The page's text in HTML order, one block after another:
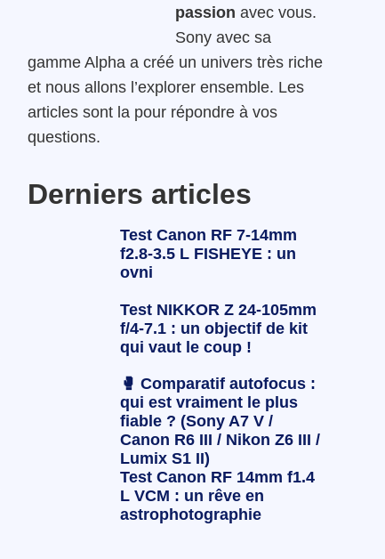
passion avec vous.
Sony avec sa
gamme Alpha a créé un univers très riche
et nous allons l’explorer ensemble. Les
articles sont la pour répondre à vos
questions.
Derniers articles
Test Canon RF 7-14mm
f2.8-3.5 L FISHEYE : un
ovni
Test NIKKOR Z 24-105mm
f/4-7.1 : un objectif de kit
qui vaut le coup !
🥊 Comparatif autofocus :
qui est vraiment le plus
fiable ? (Sony A7 V /
Canon R6 III / Nikon Z6 III /
Lumix S1 II)
Test Canon RF 14mm f1.4
L VCM : un rêve en
astrophotographie